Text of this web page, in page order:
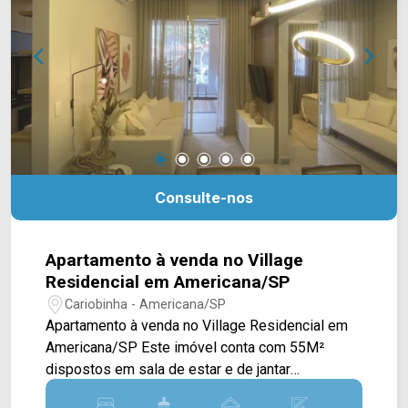
Restaurante do Mineiro e Shopping Welcome
Imóveis e agende a sua visita!! WhatsApp e
Telefone: (19) 3475-4546 ARBIX IMÓVEIS -
Presente em cada mudança!
Consulte-nos
Apartamento à venda no Village
Residencial em Americana/SP
Cariobinha - Americana/SP
Apartamento à venda no Village Residencial em
Americana/SP Este imóvel conta com 55M²
dispostos em sala de estar e de jantar
integradas, varanda gourmet, cozinha e área de